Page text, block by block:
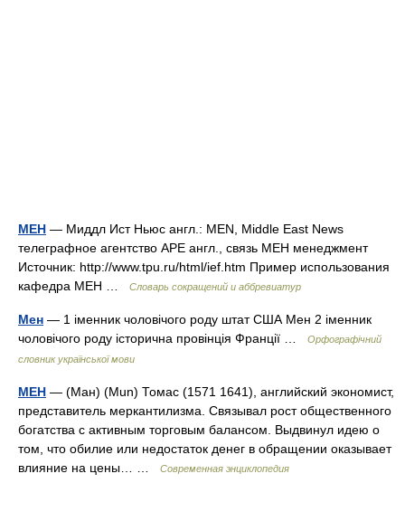
МЕН — Миддл Ист Ньюс англ.: MEN, Middle East News
телеграфное агентство АРЕ англ., связь МЕН менеджмент
Источник: http://www.tpu.ru/html/ief.htm Пример использования
кафедра МЕН …
Словарь сокращений и аббревиатур
Мен — 1 іменник чоловічого роду штат США Мен 2 іменник
чоловічого роду історична провінція Франції …
Орфографічний
словник української мови
МЕН — (Ман) (Mun) Томас (1571 1641), английский экономист,
представитель меркантилизма. Связывал рост общественного
богатства с активным торговым балансом. Выдвинул идею о
том, что обилие или недостаток денег в обращении оказывает
влияние на цены… …
Современная энциклопедия